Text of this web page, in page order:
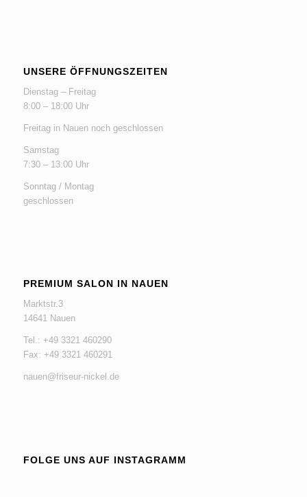
UNSERE ÖFFNUNGSZEITEN
Dienstag – Freitag
8:00 – 18:00 Uhr
Freitag in Nauen noch geschlossen
Samstag
7:30 – 13:00 Uhr
Sonntag / Montag
geschlossen
PREMIUM SALON IN NAUEN
Marktstr.3
14641 Nauen
Tel.: +49 3321 460290
Fax: +49 3321 460291
nauen@friseur-nickel.de
FOLGE UNS AUF INSTAGRAMM